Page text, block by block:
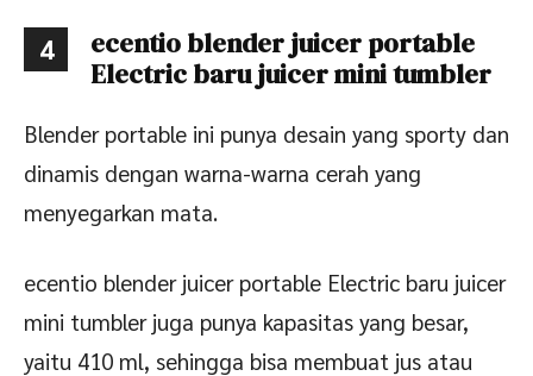
4
ecentio blender juicer portable
Electric baru juicer mini tumbler
Blender portable ini punya desain yang sporty dan
dinamis dengan warna-warna cerah yang
menyegarkan mata.
ecentio blender juicer portable Electric baru juicer
mini tumbler juga punya kapasitas yang besar,
yaitu 410 ml, sehingga bisa membuat jus atau